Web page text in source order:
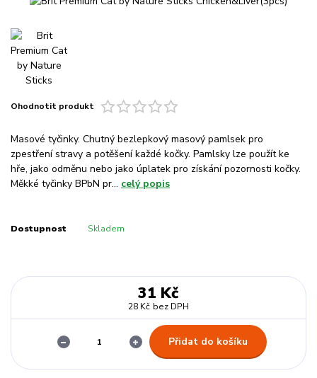
Ohodnotit produkt
Masové tyčinky. Chutný bezlepkový masový pamlsek pro
zpestření stravy a potěšení každé kočky. Pamlsky lze použít ke
hře, jako odměnu nebo jako úplatek pro získání pozornosti kočky.
Měkké tyčinky BPbN pr... celý popis
Dostupnost Skladem
31 Kč
28 Kč bez DPH
Přidat do košíku